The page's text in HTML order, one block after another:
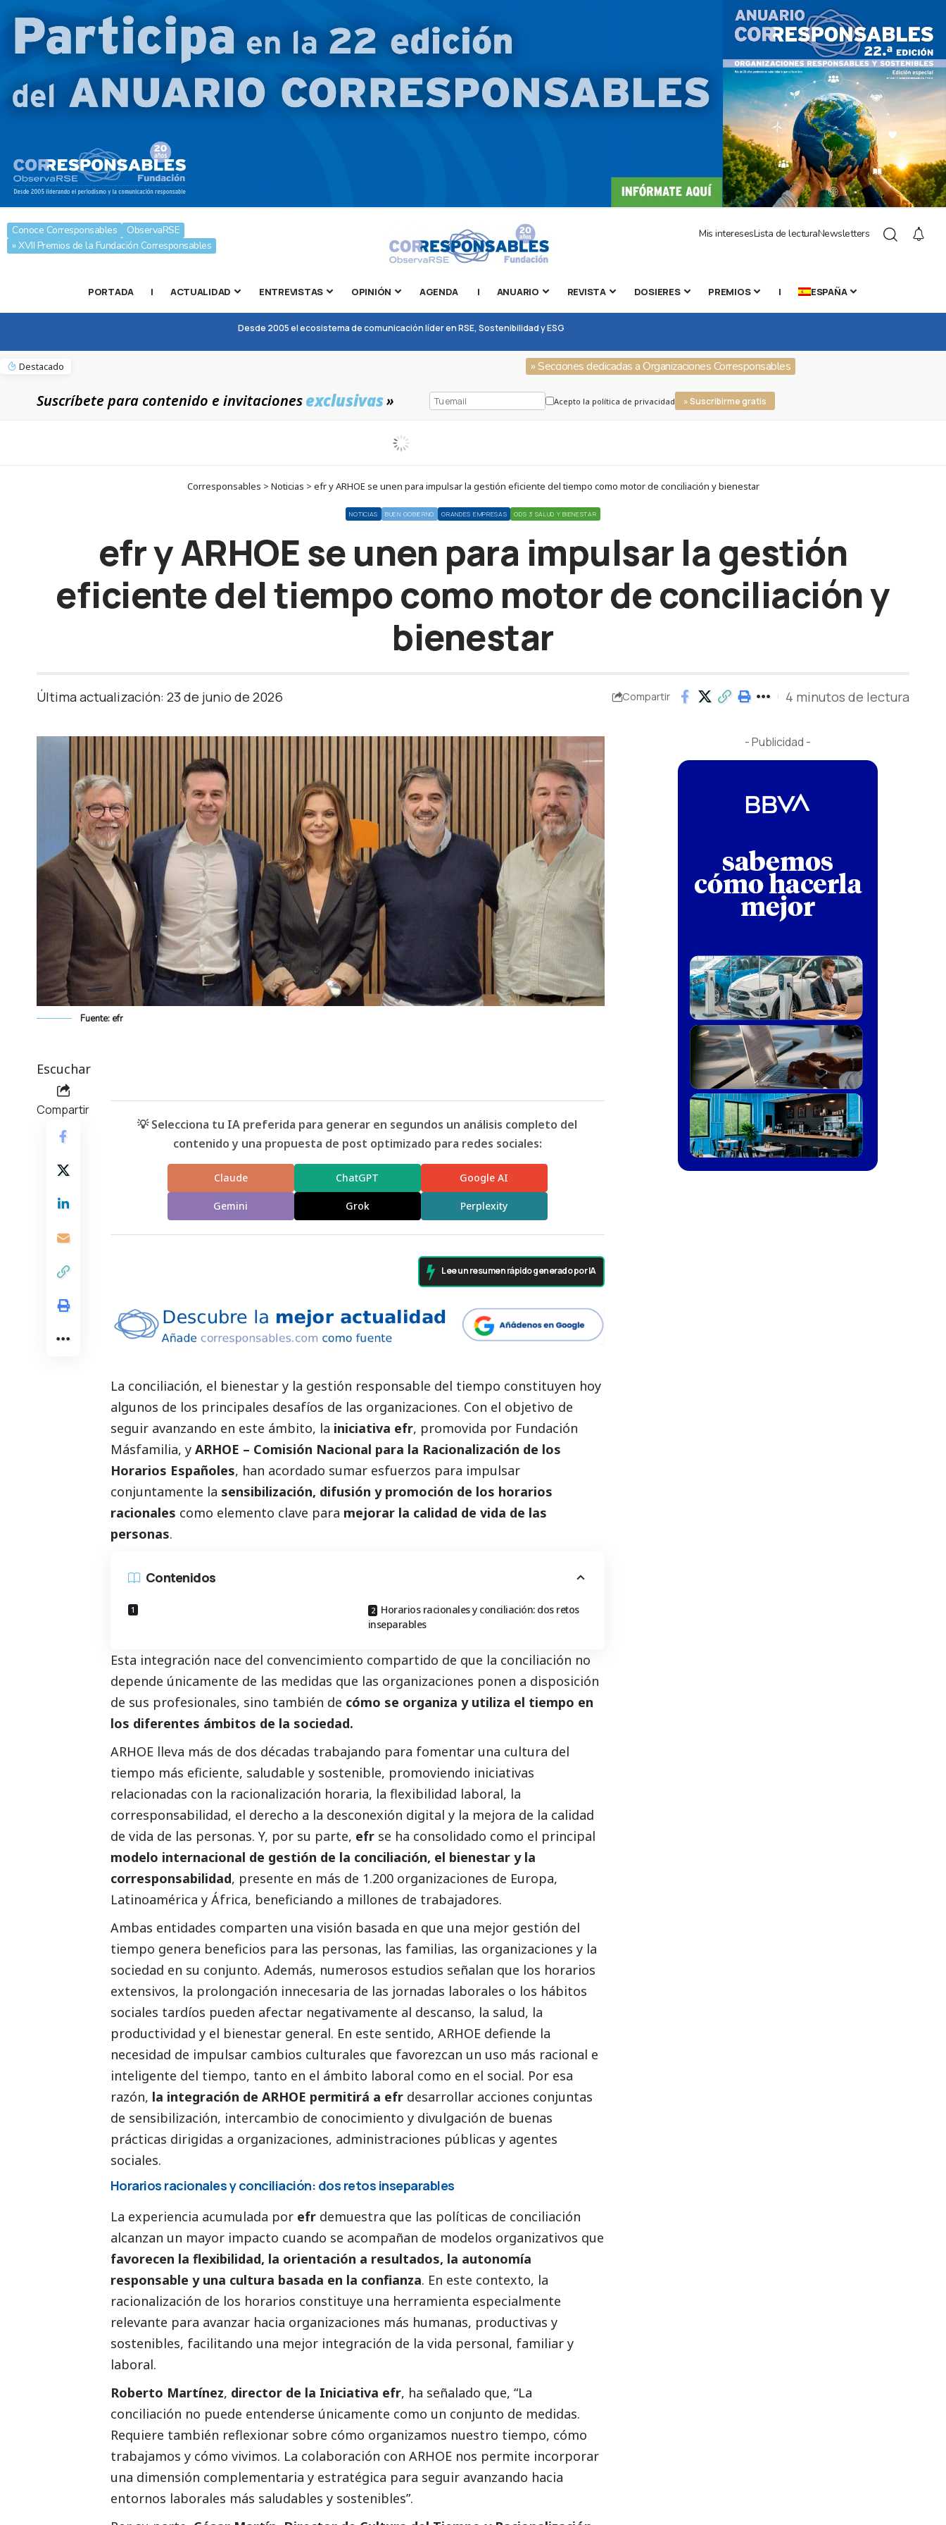
Conoce Corresponsables
ObservaRSE
» XVII Premios de la Fundación Corresponsables
Mis interesesLista de lecturaNewsletters
PORTADA | ACTUALIDAD ENTREVISTAS OPINIÓN AGENDA | ANUARIO REVISTA DOSIERES PREMIOS | ESPAÑA
Desde 2005 el ecosistema de comunicación líder en RSE, Sostenibilidad y ESG
Destacado » Secciones dedicadas a Organizaciones Corresponsables
Suscríbete para contenido e invitacionesexclusivas» Acepto la política de privacidad » Suscribirme gratis
Corresponsables > Noticias > efr y ARHOE se unen para impulsar la gestión eficiente del tiempo como motor de conciliación y bienestar
NOTICIAS BUEN GOBIERNO GRANDES EMPRESAS ODS 3 SALUD Y BIENESTAR
efr y ARHOE se unen para impulsar la gestión
eficiente del tiempo como motor de conciliación y
bienestar
Última actualización: 23 de junio de 2026 Compartir 4 minutos de lectura
Fuente: efr
Escuchar
Compartir
💡 Selecciona tu IA preferida para generar en segundos un análisis completo del
contenido y una propuesta de post optimizado para redes sociales:
Claude ChatGPT Google AI
Gemini Grok Perplexity
Lee un resumen rápido generado por IA
La conciliación, el bienestar y la gestión responsable del tiempo constituyen hoy
algunos de los principales desafíos de las organizaciones. Con el objetivo de
seguir avanzando en este ámbito, la iniciativa efr, promovida por Fundación
Másfamilia, y ARHOE – Comisión Nacional para la Racionalización de los
Horarios Españoles, han acordado sumar esfuerzos para impulsar
conjuntamente la sensibilización, difusión y promoción de los horarios
racionales como elemento clave para mejorar la calidad de vida de las
personas.
Contenidos
Horarios racionales y conciliación: dos retos
inseparables
Esta integración nace del convencimiento compartido de que la conciliación no
depende únicamente de las medidas que las organizaciones ponen a disposición
de sus profesionales, sino también de cómo se organiza y utiliza el tiempo en
los diferentes ámbitos de la sociedad.
ARHOE lleva más de dos décadas trabajando para fomentar una cultura del
tiempo más eficiente, saludable y sostenible, promoviendo iniciativas
relacionadas con la racionalización horaria, la flexibilidad laboral, la
corresponsabilidad, el derecho a la desconexión digital y la mejora de la calidad
de vida de las personas. Y, por su parte, efr se ha consolidado como el principal
modelo internacional de gestión de la conciliación, el bienestar y la
corresponsabilidad, presente en más de 1.200 organizaciones de Europa,
Latinoamérica y África, beneficiando a millones de trabajadores.
Ambas entidades comparten una visión basada en que una mejor gestión del
tiempo genera beneficios para las personas, las familias, las organizaciones y la
sociedad en su conjunto. Además, numerosos estudios señalan que los horarios
extensivos, la prolongación innecesaria de las jornadas laborales o los hábitos
sociales tardíos pueden afectar negativamente al descanso, la salud, la
productividad y el bienestar general. En este sentido, ARHOE defiende la
necesidad de impulsar cambios culturales que favorezcan un uso más racional e
inteligente del tiempo, tanto en el ámbito laboral como en el social. Por esa
razón, la integración de ARHOE permitirá a efr desarrollar acciones conjuntas
de sensibilización, intercambio de conocimiento y divulgación de buenas
prácticas dirigidas a organizaciones, administraciones públicas y agentes
sociales.
Horarios racionales y conciliación: dos retos inseparables
La experiencia acumulada por efr demuestra que las políticas de conciliación
alcanzan un mayor impacto cuando se acompañan de modelos organizativos que
favorecen la flexibilidad, la orientación a resultados, la autonomía
responsable y una cultura basada en la confianza. En este contexto, la
racionalización de los horarios constituye una herramienta especialmente
relevante para avanzar hacia organizaciones más humanas, productivas y
sostenibles, facilitando una mejor integración de la vida personal, familiar y
laboral.
Roberto Martínez, director de la Iniciativa efr, ha señalado que, “La
conciliación no puede entenderse únicamente como un conjunto de medidas.
Requiere también reflexionar sobre cómo organizamos nuestro tiempo, cómo
trabajamos y cómo vivimos. La colaboración con ARHOE nos permite incorporar
una dimensión complementaria y estratégica para seguir avanzando hacia
entornos laborales más saludables y sostenibles”.
- Publicidad -